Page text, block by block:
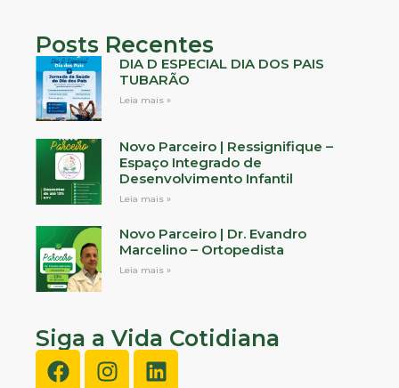
Posts Recentes
DIA D ESPECIAL DIA DOS PAIS
TUBARÃO
Leia mais »
Novo Parceiro | Ressignifique –
Espaço Integrado de
Desenvolvimento Infantil
Leia mais »
Novo Parceiro | Dr. Evandro
Marcelino – Ortopedista
Leia mais »
Siga a Vida Cotidiana